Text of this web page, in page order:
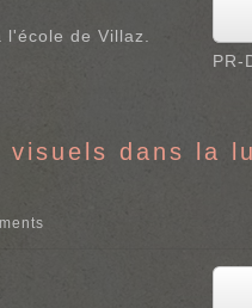
PR-
l'école de Villaz.
dans la